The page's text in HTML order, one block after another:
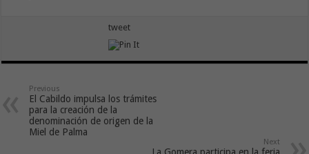
tweet
Previous
El Cabildo impulsa los trámites
para la creación de la
denominación de origen de la
Miel de Palma
Next
La Gomera participa en la feria